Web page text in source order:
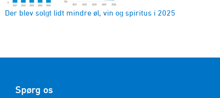
Der blev solgt lidt mindre øl, vin og spiritus i 2025
Spørg os